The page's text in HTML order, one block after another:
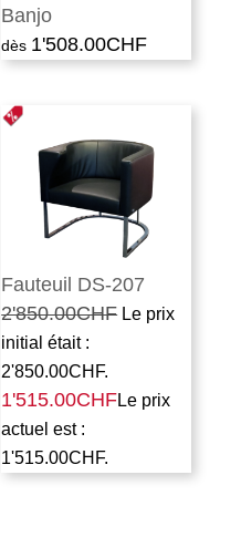
Banjo
1'508.00CHF
Fauteuil DS-207
2'850.00CHF Le prix
initial était :
2'850.00CHF.
1'515.00CHFLe prix
actuel est :
1'515.00CHF.